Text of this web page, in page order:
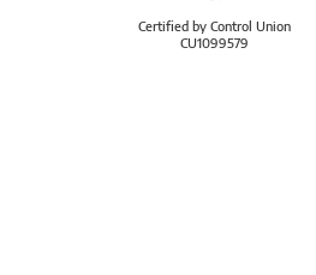
Certified by Control Union
CU1099579